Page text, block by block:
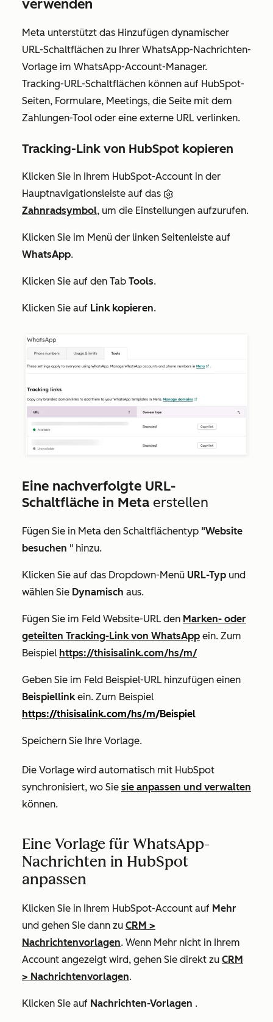
verwenden
Meta unterstützt das Hinzufügen dynamischer
URL-Schaltflächen zu Ihrer WhatsApp-Nachrichten-
Vorlage im WhatsApp-Account-Manager.
Tracking-URL-Schaltflächen können auf HubSpot-
Seiten, Formulare, Meetings, die Seite mit dem
Zahlungen-Tool oder eine externe URL verlinken.
Tracking-Link von HubSpot kopieren
Klicken Sie in Ihrem HubSpot-Account in der
Hauptnavigationsleiste auf das
Zahnradsymbol, um die Einstellungen aufzurufen.
Klicken Sie im Menü der linken Seitenleiste auf
WhatsApp.
Klicken Sie auf den Tab Tools.
Klicken Sie auf Link kopieren.
Eine nachverfolgte URL-
Schaltfläche in Meta erstellen
Fügen Sie in Meta den Schaltflächentyp "Website
besuchen " hinzu.
Klicken Sie auf das Dropdown-Menü URL-Typ und
wählen Sie Dynamisch aus.
Fügen Sie im Feld Website-URL den Marken- oder
geteilten Tracking-Link von WhatsApp ein. Zum
Beispiel https://thisisalink.com/hs/m/
Geben Sie im Feld Beispiel-URL hinzufügen einen
Beispiellinkein. Zum Beispiel
https://thisisalink.com/hs/m/Beispiel
Speichern Sie Ihre Vorlage.
Die Vorlage wird automatisch mit HubSpot
synchronisiert, wo Sie sie anpassen und verwalten
können.
Eine Vorlage für WhatsApp-
Nachrichten in HubSpot
anpassen
Klicken Sie in Ihrem HubSpot-Account auf Mehr
und gehen Sie dann zu CRM >
Nachrichtenvorlagen. Wenn Mehr nicht in Ihrem
Account angezeigt wird, gehen Sie direkt zu CRM
> Nachrichtenvorlagen.
Klicken Sie auf Nachrichten-Vorlagen .